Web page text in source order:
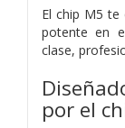
El chip M5 te
potente en
clase,
por el